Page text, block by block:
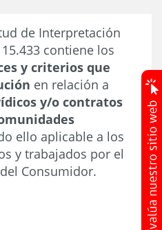
de Interpretación
contiene los
y criterios que
en relación a
y/o contratos
ello aplicable a los
y trabajados por el
Consumidor.